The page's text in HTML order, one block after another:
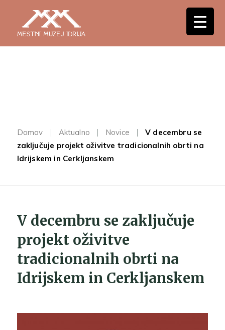
Domov Aktualno Novice
V decembru se
zaključuje projekt oživitve tradicionalnih obrti na
Idrijskem in Cerkljanskem
V decembru se zaključuje
projekt oživitve
tradicionalnih obrti na
Idrijskem in Cerkljanskem